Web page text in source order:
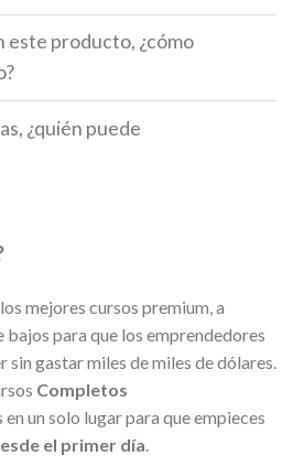
este producto, ¿cómo
¿quién puede
mejores cursos premium, a
para que los emprendedores
gastar miles de miles de dólares.
Completos
en un solo lugar para que empieces
el primer día